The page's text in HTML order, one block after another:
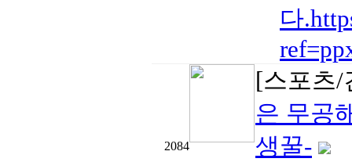
다
2084
[스포츠
은 무공
생꿀-